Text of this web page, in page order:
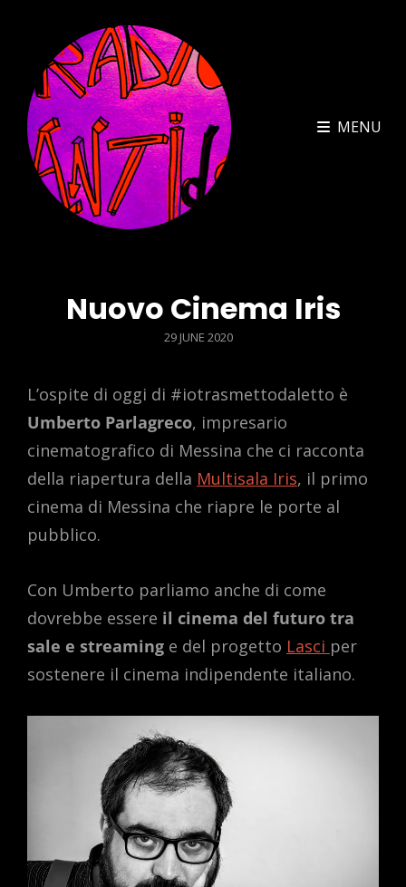
MENU
Nuovo Cinema Iris
POSTED
29 JUNE 2020
L’ospite di oggi di #iotrasmettodaletto è
Umberto Parlagreco, impresario
cinematografico di Messina che ci racconta
della riapertura della Multisala Iris, il primo
cinema di Messina che riapre le porte al
pubblico.
Con Umberto parliamo anche di come
dovrebbe essere il cinema del futuro tra
sale e streaming e del progetto Lasci per
sostenere il cinema indipendente italiano.